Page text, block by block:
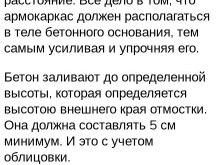
армокаркас должен располагаться
в теле бетонного основания, тем
самым усиливая и упрочняя его.
Бетон заливают до определенной
высоты, которая определяется
высотою внешнего края отмостки.
Она должна составлять 5 см
минимум. И это с учетом
облицовки.